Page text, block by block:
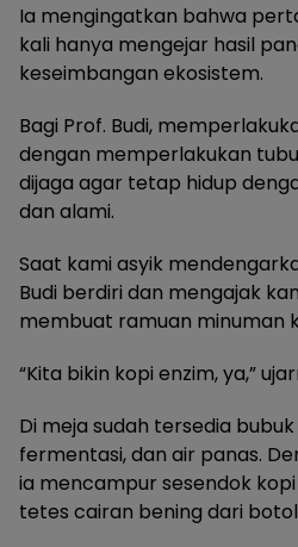
Ia mengingatkan bahwa
kali hanya mengejar hasil
keseimbangan ekosistem.
Bagi Prof. Budi,
dengan memperlakukan
dijaga agar tetap hidup
dan alami.
Saat kami asyik
Budi berdiri dan mengajak
membuat ramuan minuman
“Kita bikin kopi enzim, ya,”
Di meja sudah tersedia
fermentasi, dan air panas.
ia mencampur sesendok
tetes cairan bening dari